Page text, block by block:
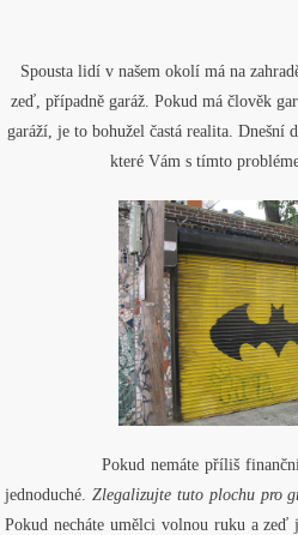
Spousta lidí v našem okolí má na
zeď, případně garáž. Pokud má člověk
garáží, je to bohužel častá realita. Dnešní
které Vám s tímto
Pokud nemáte příliš
jednoduché.Zlegalizujte tuto plochu pro
Pokud necháte umělci volnou ruku a zeď